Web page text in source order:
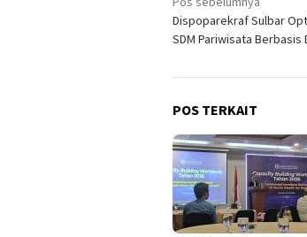
pos
Dispoparekraf Sulbar
SDM Pariwisata Berbasis
POS TERKAIT